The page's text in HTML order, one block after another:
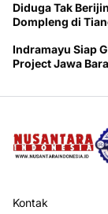
Diduga Tak
Dompleng di
Indramayu Siap
Project Jawa
Kontak